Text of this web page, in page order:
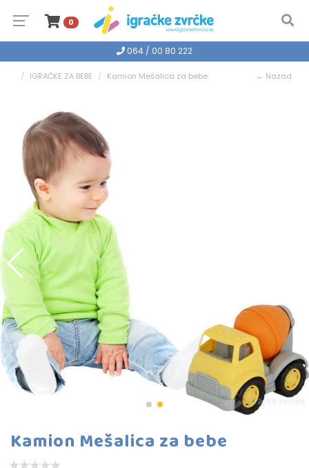
0
064 / 00 80 222
IGRAČKE ZA BEBE Kamion Mešalica za bebe ← Nazad
Kamion Mešalica za bebe